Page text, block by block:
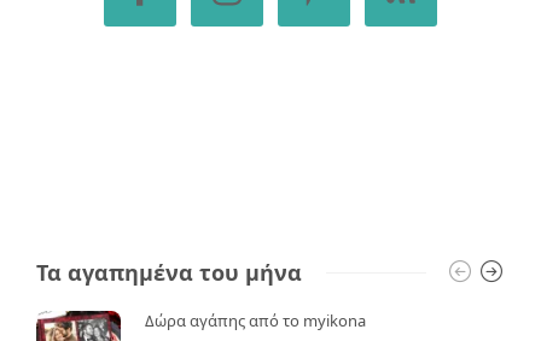
Τα αγαπημένα του μήνα
Δώρα αγάπης από το myikona